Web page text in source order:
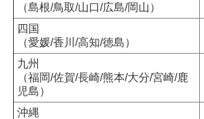
（島根/鳥取/山口/広島/岡山）
四国
（愛媛/香川/高知/徳島）
九州
（福岡/佐賀/長崎/熊本/大分/宮崎/鹿
児島）
沖縄